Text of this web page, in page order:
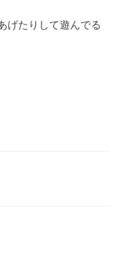
げたりして遊んでる